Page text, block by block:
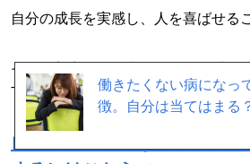
自分の成長を実感し、人を喜ばせる
それが美容師の仕事であり、一番の
す。
自分には「どんな仕事」が向
働きたくない病になっ
徴。自分は当てはまる